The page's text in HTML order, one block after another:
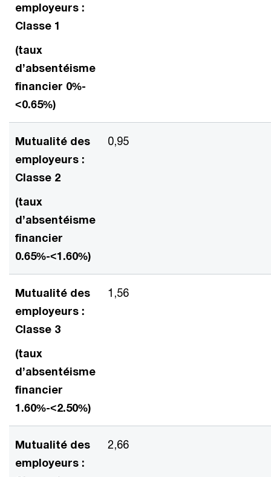
employeurs :
Classe 1
(taux
d’absentéisme
financier 0%-
<0.65%)
Mutualité des
employeurs :
Classe 2
(taux
d’absentéisme
financier
0.65%-<1.60%)
0,95
Mutualité des
employeurs :
Classe 3
(taux
d’absentéisme
financier
1.60%-<2.50%)
1,56
Mutualité des
employeurs :
2,66